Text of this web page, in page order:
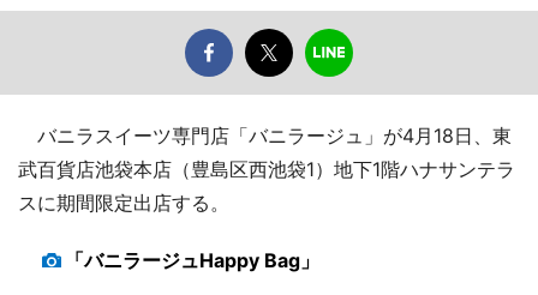
バニラスイーツ専門店「バニラージュ」が4月18日、東
武百貨店池袋本店（豊島区西池袋1）地下1階ハナサンテラ
スに期間限定出店する。
「バニラージュHappy Bag」